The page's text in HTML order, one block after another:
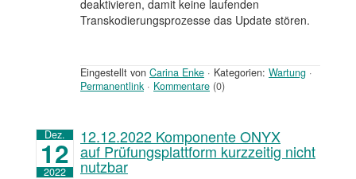
deaktivieren, damit keine laufenden
Transkodierungsprozesse das Update stören.
Eingestellt von Carina Enke · Kategorien: Wartung ·
Permanentlink · Kommentare (0)
Dez.
12
2022
12.12.2022 Komponente ONYX
auf Prüfungsplattform kurzzeitig nicht
nutzbar